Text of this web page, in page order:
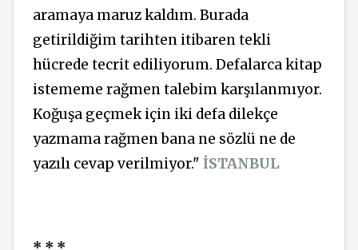
aramaya maruz kaldım. Burada
getirildiğim tarihten itibaren tekli
hücrede tecrit ediliyorum. Defalarca kitap
istememe rağmen talebim karşılanmıyor.
Koğuşa geçmek için iki defa dilekçe
yazmama rağmen bana ne sözlü ne de
yazılı cevap verilmiyor." İSTANBUL